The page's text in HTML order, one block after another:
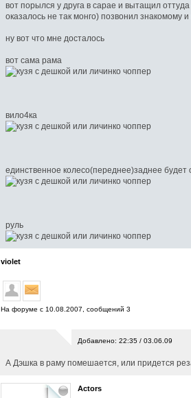
вот порылся у друга в сарае и вытащил
оказалось не так монго) позвонил знакомому
ну вот что мне досталось
вот сама рама
вило4ка
единственное колесо(переднее)заднее будет
руль
violet
На форуме с 10.08.2007, cообщений 3
Добавлено: 22:35 / 03.06.09
А Дэшка в раму помешается, или придется
Actors